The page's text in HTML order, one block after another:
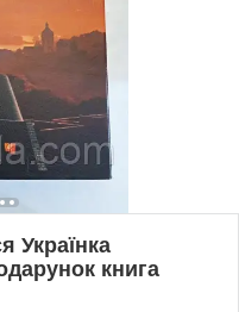
Українка
книга